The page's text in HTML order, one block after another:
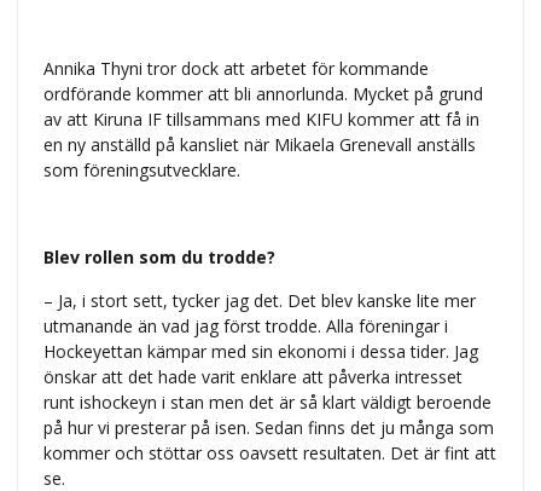
Annika Thyni tror dock att arbetet för kommande
ordförande kommer att bli annorlunda. Mycket på grund
av att Kiruna IF tillsammans med KIFU kommer att få in
en ny anställd på kansliet när Mikaela Grenevall anställs
som föreningsutvecklare.
Blev rollen som du trodde?
– Ja, i stort sett, tycker jag det. Det blev kanske lite mer
utmanande än vad jag först trodde. Alla föreningar i
Hockeyettan kämpar med sin ekonomi i dessa tider. Jag
önskar att det hade varit enklare att påverka intresset
runt ishockeyn i stan men det är så klart väldigt beroende
på hur vi presterar på isen. Sedan finns det ju många som
kommer och stöttar oss oavsett resultaten. Det är fint att
se.